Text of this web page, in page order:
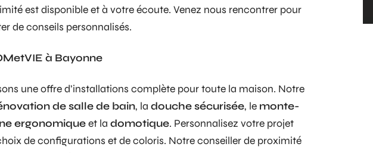
est disponible et à votre écoute. Venez nous rencontrer pour
de conseils personnalisés.
à Bayonne
une offre d’installations complète pour toute la maison. Notre
de salle de bain, la douche sécurisée, le monte-
ergonomiqueet la domotique. Personnalisez votre projet
de configurations et de coloris. Notre conseiller de proximité